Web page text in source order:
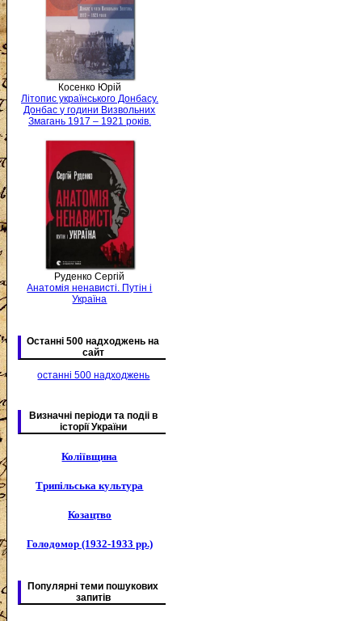
Косенко Юрій
Літопис українського Донбасу.
Донбас у години Визвольних
Змагань 1917 – 1921 років.
Руденко Сергій
Анатомія ненависті. Путін і
Україна
Останні 500 надходжень на
сайт
останні 500 надходжень
Визначні періоди та подіі в
історії України
Коліївщина
Трипільська культура
Козацтво
Голодомор (1932-1933 рр.)
Популярні теми пошукових
запитів